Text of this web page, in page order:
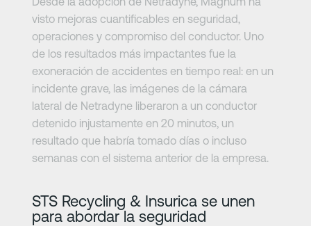
visto mejoras cuantificables en seguridad,
operaciones y compromiso del conductor. Uno
de los resultados más impactantes fue la
exoneración de accidentes en tiempo real: en un
incidente grave, las imágenes de la cámara
lateral de Netradyne liberaron a un conductor
detenido injustamente en 20 minutos, un
resultado que habría tomado días o incluso
semanas con el sistema anterior de la empresa.
STS Recycling & Insurica se unen
para abordar la seguridad